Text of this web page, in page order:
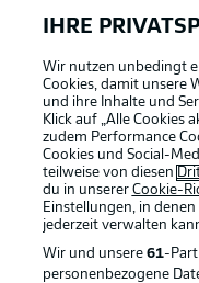
IHRE
Wir nutzen unbedingt
Cookies, damit unsere
und ihre Inhalte und
Klick auf „Alle Cookies
zudem Performance
Cookies und Social-
teilweise von diesen
du in unserer Cookie-
Einstellungen, in
jederzeit verwalten
Wir und unsere 61-
personenbezogene